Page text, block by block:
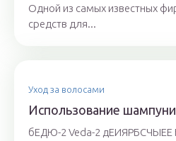
Одной из самых известных
средств для...
Уход за волосами
Использование
бЕДЮ-2 Veda-2